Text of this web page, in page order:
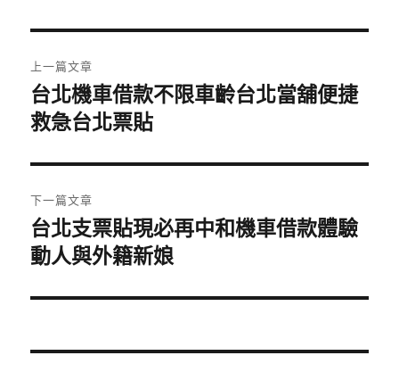
章
導
覽
上一篇文章
上
一
文
章:
台北機車借款不限車齡台北當舖便捷
救急台北票貼
下一篇文章
下
一
文
台北支票貼現必再中和機車借款體驗
動人與外籍新娘